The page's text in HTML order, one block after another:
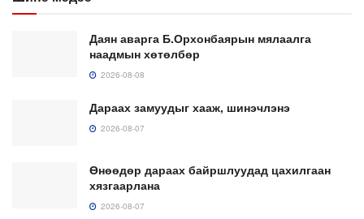
Даян аварга Б.Орхонбаярын мялаалга
наадмын хөтөлбөр
2026-08-08
Дараах замуудыг хааж, шинэчлэнэ
2026-08-07
Өнөөдөр дараах байршлуудад цахилгаан
хязгаарлана
2026-08-07